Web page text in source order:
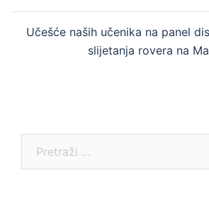
Učešće naših učenika na panel
slijetanja rovera na